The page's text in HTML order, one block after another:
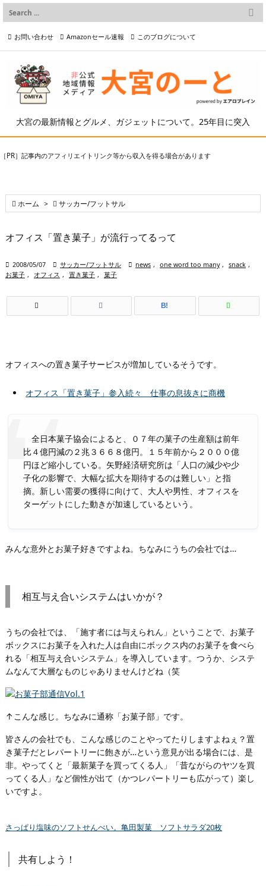
大宮の最新情報とグルメ、ガジェットについて。25年目に突入

メニュー

検索
お問い合わせ Amazonセール速報 このブログについて
プライバシーポリシー等
［PR］記事内のアフィリエイトリンク等から収入を得る場合があります
 ホーム >  サッカー/フットサル
オフィス「置き菓子」が流行ってるって
 2008/05/07  サッカー/フットサル  news , one word too many , snack ,
お菓子 , オフィス , 置き菓子 , 菓子
B!
オフィスへの置き菓子サービスが増加しているそうです。
オフィス「置き菓子」参入続々 仕事の息抜きに商機
全日本菓子協会によると、０７年の菓子の生産額は前年
比４億円減の２兆３６６８億円。１５年前から２０００億
円ほど縮小している。矢野経済研究所は「人口の減少や少
子化の影響で、大幅な拡大を期待するのは難しい」と指
摘。新しい需要の獲得に向けて、大人や男性、オフィスを
ターゲットにした動きが加速しているという。
みんな意外とお菓子好きですよね。ちなみにうちの会社では…
相互与え合いシステムはいかが？
うちの会社では、「施す者には与えられん」ということで、お菓子
ボックスにお菓子を入れた人は自由にボックス内のお菓子を食べら
れる「相互与え合いシステム」を導入しています。つうか、システ
ムなんて大層なものじゃありませんけどね（笑
↑こんな感じ。ちなみに通称「お菓子部」です。
皆さんの会社でも、こんな感じのことやってたりしますよねぇ？置
き菓子だとレパートリーに飽きが…という意見が出る場合には、是
非。やってくと「最新菓子を買ってくる人」「昔ながらのヤツを買
ってくる人」など個性が出て（かつレパートリーも広がって）楽し
いですよ。
さっぱり塩味のソフトせんべい。亀田製菓 ソフトサラダ20枚
共有しよう！